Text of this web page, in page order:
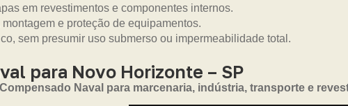
em revestimentos e componentes internos.
e proteção de equipamentos.
sem presumir uso submerso ou impermeabilidade total.
para Novo Horizonte – SP
Compensado Naval para marcenaria, indústria, transporte e